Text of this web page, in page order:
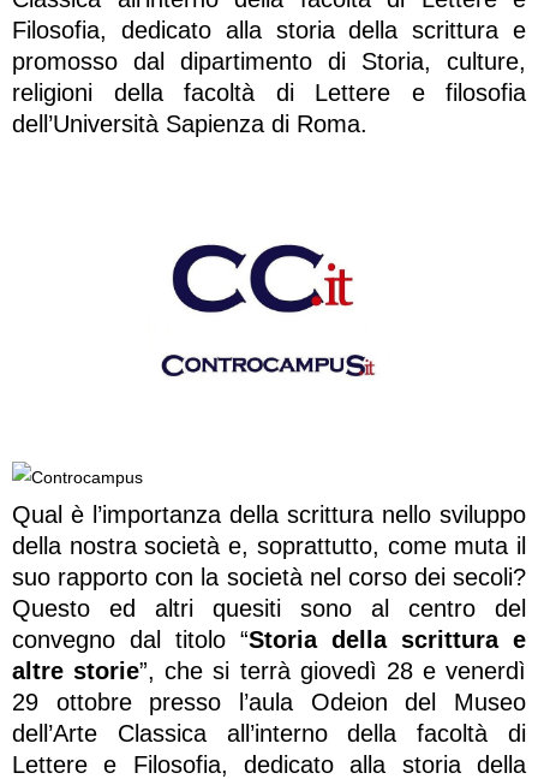
Filosofia, dedicato alla storia della scrittura e
promosso dal dipartimento di Storia, culture,
religioni della facoltà di Lettere e filosofia
dell’Università Sapienza di Roma.
Qual è l’importanza della scrittura nello sviluppo
della nostra società e, soprattutto, come muta il
suo rapporto con la società nel corso dei secoli?
Questo ed altri quesiti sono al centro del
convegno dal titolo “Storia della scrittura e
altre storie”, che si terrà giovedì 28 e venerdì
29 ottobre presso l’aula Odeion del Museo
dell’Arte Classica all’interno della facoltà di
Lettere e Filosofia, dedicato alla storia della